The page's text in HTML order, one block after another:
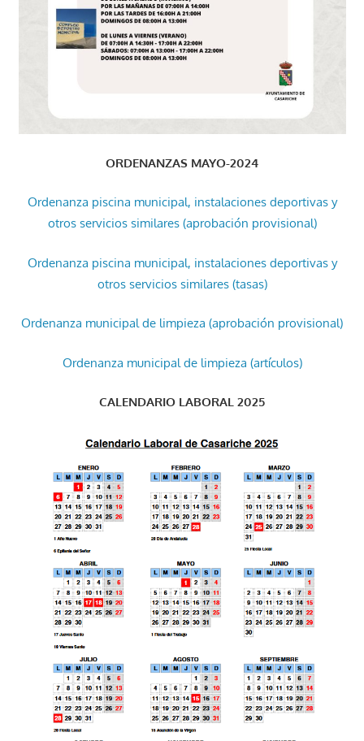
ORDENANZAS MAYO-2024
Ordenanza piscina municipal, instalaciones deportivas y
otros servicios similares (aprobación provisional)
Ordenanza piscina municipal, instalaciones deportivas y
otros servicios similares (tasas)
Ordenanza municipal de limpieza (aprobación provisional)
Ordenanza municipal de limpieza (artículos)
CALENDARIO LABORAL 2025